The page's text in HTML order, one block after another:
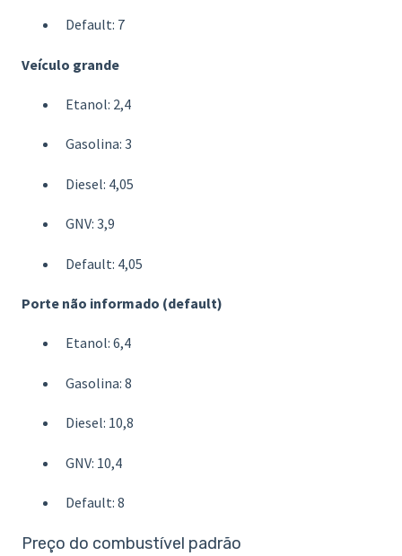
Default: 7
Veículo grande
Etanol: 2,4
Gasolina: 3
Diesel: 4,05
GNV: 3,9
Default: 4,05
Porte não informado (default)
Etanol: 6,4
Gasolina: 8
Diesel: 10,8
GNV: 10,4
Default: 8
Preço do combustível padrão